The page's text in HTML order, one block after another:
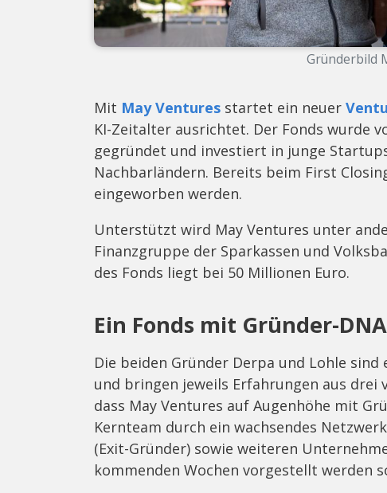
Gründerbild
Mit May Ventures startet ein neuer
KI-Zeitalter ausrichtet. Der Fonds wurde
gegründet und investiert in junge
Nachbarländern. Bereits beim First
eingeworben werden.
Unterstützt wird May Ventures unter
Finanzgruppe der Sparkassen und
des Fonds liegt bei 50 Millionen Euro.
Ein Fonds mit Gründer-DNA
Die beiden Gründer Derpa und Lohle
und bringen jeweils Erfahrungen aus drei
dass May Ventures auf Augenhöhe mit
Kernteam durch ein wachsendes
(Exit-Gründer) sowie weiteren
kommenden Wochen vorgestellt werden